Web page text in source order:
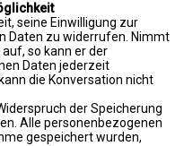
seine Einwilligung zur
Daten zu widerrufen. Nimmt
so kann er der
Daten jederzeit
die Konversation nicht
der Speicherung
Alle personenbezogenen
gespeichert wurden,